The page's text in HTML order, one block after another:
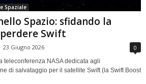
Spaziale
Spazio: sfidando la
Swift
23 Giugno 2026 0
teleconferenza NASA dedicata agli
di salvataggio per il satellite Swift (la Swift Boost